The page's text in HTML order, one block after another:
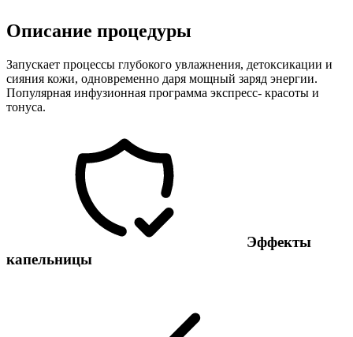
Описание процедуры
Запускает процессы глубокого увлажнения, детоксикации и
сияния кожи, одновременно даря мощный заряд энергии.
Популярная инфузионная программа экспресс- красоты и
тонуса.
Эффекты
капельницы